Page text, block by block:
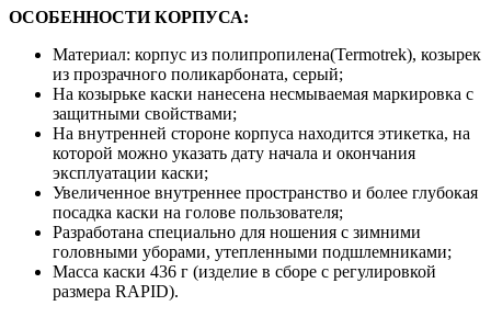
ОСОБЕННОСТИ КОРПУСА:
Материал: корпус из полипропилена(Termotrek), козырек
из прозрачного поликарбоната, серый;
На козырьке каски нанесена несмываемая маркировка с
защитными свойствами;
На внутренней стороне корпуса находится этикетка, на
которой можно указать дату начала и окончания
эксплуатации каски;
Увеличенное внутреннее пространство и более глубокая
посадка каски на голове пользователя;
Разработана специально для ношения с зимними
головными уборами, утепленными подшлемниками;
Масса каски 436 г (изделие в сборе с регулировкой
размера RAPID).